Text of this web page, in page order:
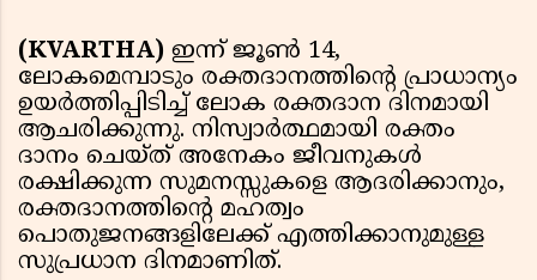
(KVARTHA) ഇന്ന് ജൂൺ 14,
ലോകമെമ്പാടും രക്തദാനത്തിൻ്റെ പ്രാധാന്യം
ഉയർത്തിപ്പിടിച്ച് ലോക രക്തദാന ദിനമായി
ആചരിക്കുന്നു. നിസ്വാർത്ഥമായി രക്തം
ദാനം ചെയ്ത് അനേകം ജീവനുകൾ
രക്ഷിക്കുന്ന സുമനസ്സുകളെ ആദരിക്കാനും,
രക്തദാനത്തിൻ്റെ മഹത്വം
പൊതുജനങ്ങളിലേക്ക് എത്തിക്കാനുമുള്ള
സുപ്രധാന ദിനമാണിത്.